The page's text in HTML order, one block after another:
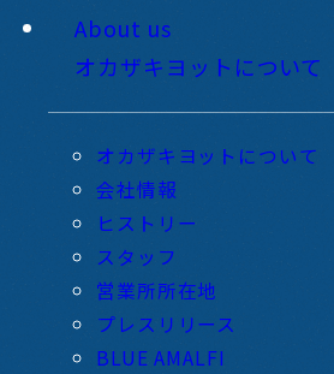
About us
オカザキヨットについて
オカザキヨットについて
会社情報
ヒストリー
スタッフ
営業所所在地
プレスリリース
BLUE AMALFI